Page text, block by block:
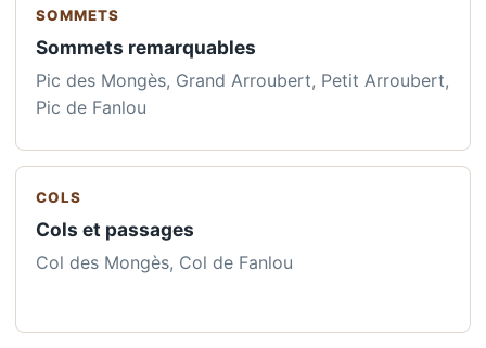
SOMMETS
Sommets remarquables
Pic des Mongès, Grand Arroubert, Petit Arroubert,
Pic de Fanlou
COLS
Cols et passages
Col des Mongès, Col de Fanlou